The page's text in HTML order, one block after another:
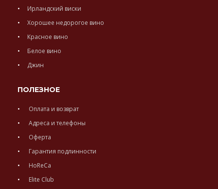
Ирландский виски
Хорошее недорогое вино
Красное вино
Белое вино
Джин
ПОЛЕЗНОЕ
Оплата и возврат
Адреса и телефоны
Оферта
Гарантия подлинности
HoReCa
Elite Club